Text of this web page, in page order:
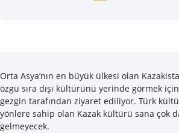
Orta Asya’nın en büyük ülkesi olan
özgü sıra dışı kültürünü yerinde görmek
gezgin tarafından ziyaret ediliyor. Türk
yönlere sahip olan Kazak kültürü sana çok
gelmeyecek.